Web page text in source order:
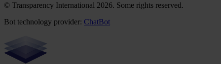
© Transparency International 2026. Some rights reserved.
Bot technology provider: ChatBot